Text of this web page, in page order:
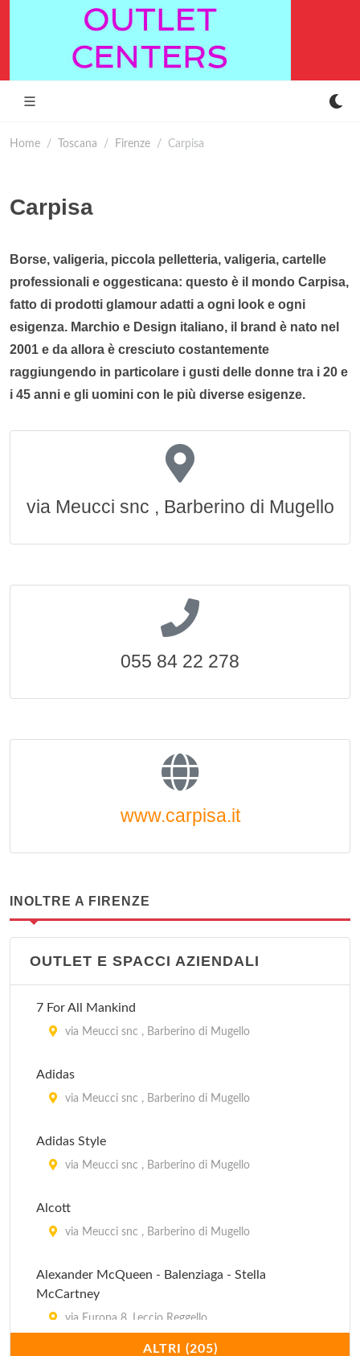
Home Toscana Firenze Carpisa
Carpisa
Borse, valigeria, piccola pelletteria, valigeria, cartelle
professionali e oggesticana: questo è il mondo Carpisa,
fatto di prodotti glamour adatti a ogni look e ogni
esigenza. Marchio e Design italiano, il brand è nato nel
2001 e da allora è cresciuto costantemente
raggiungendo in particolare i gusti delle donne tra i 20 e
i 45 anni e gli uomini con le più diverse esigenze.
via Meucci snc , Barberino di Mugello
055 84 22 278
www.carpisa.it
INOLTRE A FIRENZE
OUTLET E SPACCI AZIENDALI
7 For All Mankind
via Meucci snc , Barberino di Mugello
Adidas
via Meucci snc , Barberino di Mugello
Adidas Style
via Meucci snc , Barberino di Mugello
Alcott
via Meucci snc , Barberino di Mugello
Alexander McQueen - Balenziaga - Stella
McCartney
via Europa 8, Leccio Reggello
ALTRI (205)